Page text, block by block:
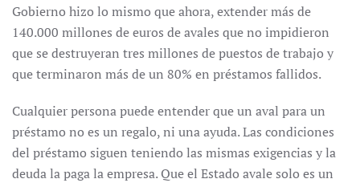
Gobierno hizo lo mismo que ahora, extender más de
140.000 millones de euros de avales que no impidieron
que se destruyeran tres millones de puestos de trabajo y
que terminaron más de un 80% en préstamos fallidos.
Cualquier persona puede entender que un aval para un
préstamo no es un regalo, ni una ayuda. Las condiciones
del préstamo siguen teniendo las mismas exigencias y la
deuda la paga la empresa. Que el Estado avale solo es un